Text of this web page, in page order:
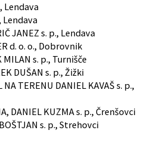
Lendava
Lendava
JANEZ s. p., Lendava
d. o. o., Dobrovnik
MILAN s. p., Turnišče
DUŠAN s. p., Žižki
NA TERENU DANIEL KAVAŠ s. p.,
DANIEL KUZMA s. p., Črenšovci
s. p., Strehovci